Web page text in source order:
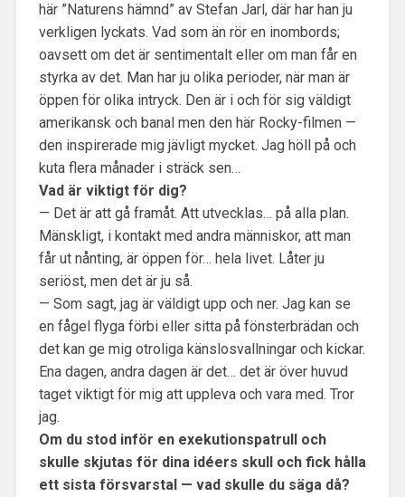
här ”Naturens hämnd” av Stefan Jarl, där har han ju
verkligen lyckats. Vad som än rör en inombords;
oavsett om det är sentimentalt eller om man får en
styrka av det. Man har ju olika perioder, när man är
öppen för olika intryck. Den är i och för sig väldigt
amerikansk och banal men den här Rocky-filmen —
den inspirerade mig jävligt mycket. Jag höll på och
kuta flera månader i sträck sen…
Vad är viktigt för dig?
— Det är att gå framåt. Att utvecklas… på alla plan.
Mänskligt, i kontakt med andra människor, att man
får ut nånting, är öppen för… hela livet. Låter ju
seriöst, men det är ju så.
— Som sagt, jag är väldigt upp och ner. Jag kan se
en fågel flyga förbi eller sitta på fönsterbrädan och
det kan ge mig otroliga känslosvallningar och kickar.
Ena dagen, andra dagen är det… det är över huvud
taget viktigt för mig att uppleva och vara med. Tror
jag.
Om du stod inför en exekutionspatrull och
skulle skjutas för dina idéers skull och fick hålla
ett sista försvarstal — vad skulle du säga då?